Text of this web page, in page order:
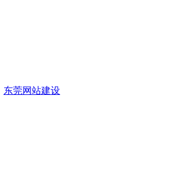
东莞网站建设